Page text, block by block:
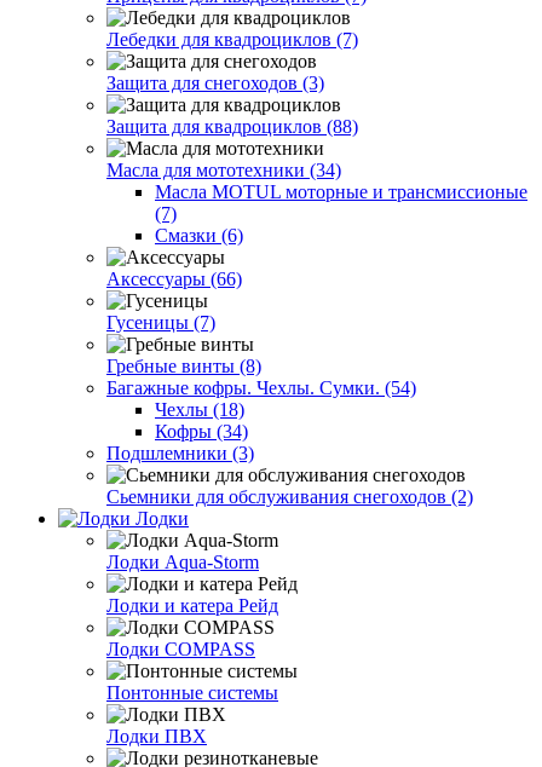
Лебедки для квадроциклов (7)
Защита для снегоходов (3)
Защита для квадроциклов (88)
Масла для мототехники (34)
Масла MOTUL моторные и трансмиссионые
(7)
Смазки (6)
Аксессуары (66)
Гусеницы (7)
Гребные винты (8)
Багажные кофры. Чехлы. Сумки. (54)
Чехлы (18)
Кофры (34)
Подшлемники (3)
Сьемники для обслуживания снегоходов (2)
Лодки
Лодки Aqua-Storm
Лодки и катера Рейд
Лодки COMPASS
Понтонные системы
Лодки ПВХ